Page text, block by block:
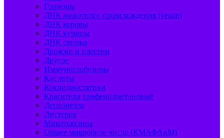
Гормоны
ДНК животного происхождения (vegan)
ДНК коровы
ДНК курицы
ДНК свиньи
Дрожжи и плесени
Другое
Иммуноглобулины
Кислоты
Кокцидиостатики
Красители трифенилметановые
Легионелла
Листерия
Микотоксины
Общее микробное число (КМАФАнМ)